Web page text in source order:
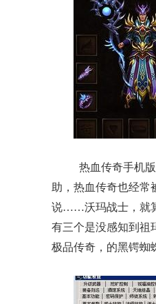
热血传奇手机
助，热血传奇也经常
说……沃玛战士，就
有三个是没感知到祖
极品传奇，的黑锷蜘